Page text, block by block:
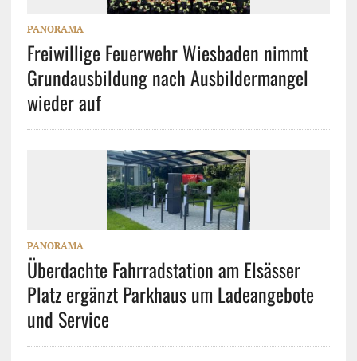
PANORAMA
Freiwillige Feuerwehr Wiesbaden nimmt
Grundausbildung nach Ausbildermangel
wieder auf
PANORAMA
Überdachte Fahrradstation am Elsässer
Platz ergänzt Parkhaus um Ladeangebote
und Service